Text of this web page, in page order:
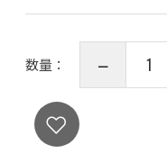
数量：